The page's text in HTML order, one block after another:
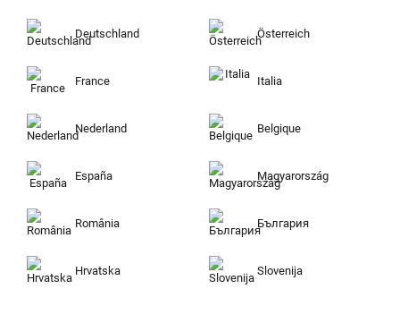
Deutschland Österreich
France Italia
Nederland Belgique
España Magyarország
România България
Hrvatska Slovenija